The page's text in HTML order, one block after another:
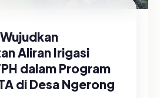
Wujudkan
Aliran Irigasi
dalam Program
di Desa Ngerong